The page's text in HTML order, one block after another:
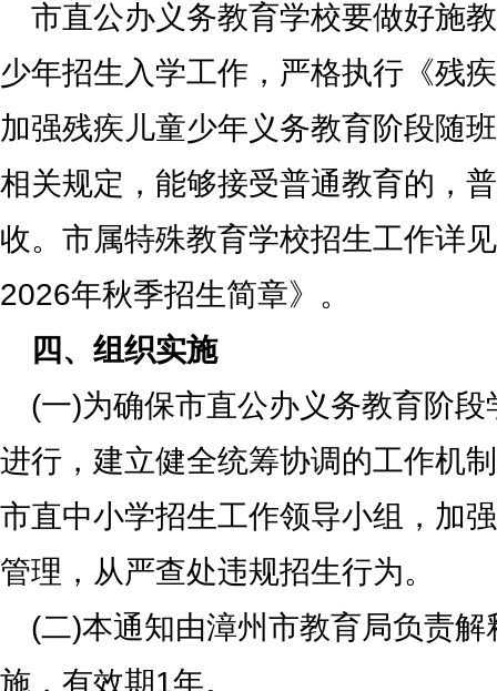
市直公办义务教育学校要做好施
少年招生入学工作，严格执行《残
加强残疾儿童少年义务教育阶段随
相关规定，能够接受普通教育的，
收。市属特殊教育学校招生工作详
2026年秋季招生简章》。
四、组织实施
(一)为确保市直公办义务教育阶
进行，建立健全统筹协调的工作机
市直中小学招生工作领导小组，加
管理，从严查处违规招生行为。
(二)本通知由漳州市教育局负责
施，有效期1年。